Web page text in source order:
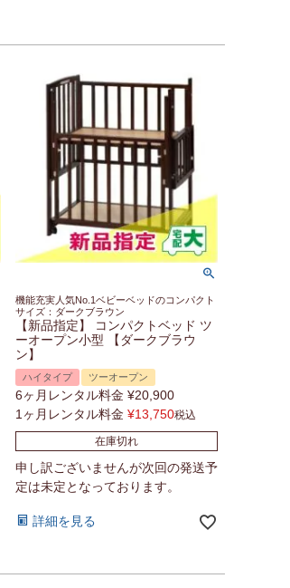
機能充実人気No.1ベビーベッドのコンパクト
サイズ：ダークブラウン
【新品指定】 コンパクトベッド ツ
ーオープン小型 【ダークブラウ
ン】
ハイタイプ ツーオープン
6ヶ月レンタル料金 ¥20,900
1ヶ月レンタル料金 ¥13,750税込
在庫切れ
申し訳ございませんが次回の発送予
定は未定となっております。
詳細を見る